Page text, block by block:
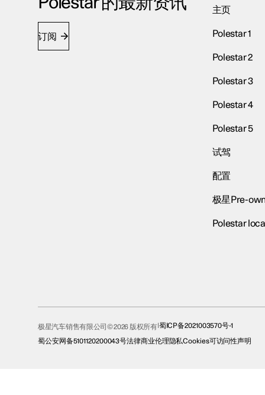
订阅
主页
Polestar 1
Polestar 2
Polestar 3
Polestar 4
Polestar 5
试驾
配置
极星Pre-
Polestar
极星汽车销售有限公司© 2026 版权所有 蜀ICP备2021003570号-1
蜀公安网备5101120200043号法律商业伦理隐私Cookies可访问性声明